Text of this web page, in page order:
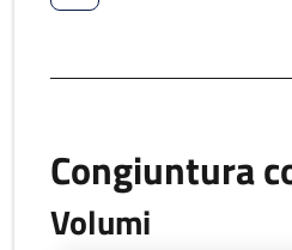
Congiuntura
Volumi